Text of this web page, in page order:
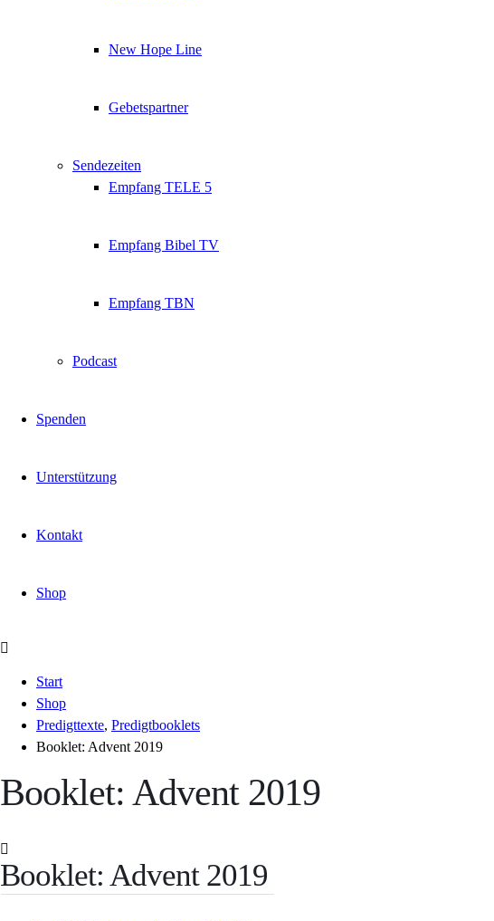
New Hope Line
Gebetspartner
Sendezeiten
Empfang TELE 5
Empfang Bibel TV
Empfang TBN
Podcast
Spenden
Unterstützung
Kontakt
Shop
Start
Shop
Predigttexte, Predigtbooklets
Booklet: Advent 2019
Booklet: Advent 2019
Booklet: Advent 2019